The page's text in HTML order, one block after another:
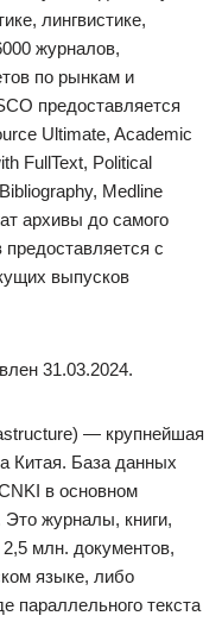
лингвистике,
журналов,
по рынкам и
предоставляется
Ultimate, Academic
FullText, Political
Medline
архивы до самого
предоставляется с
выпусков
31.03.2024.
— крупнейшая
Китая. База данных
в основном
Это журналы, книги,
млн. документов,
языке, либо
параллельного текста